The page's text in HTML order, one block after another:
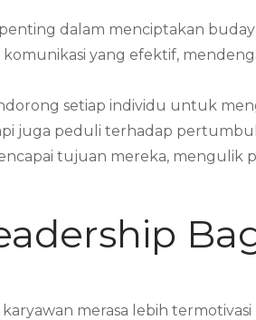
dalam menciptakan
yang efektif,
setiap individu untuk
juga peduli terhadap
tujuan mereka, mengulik
merasa lebih